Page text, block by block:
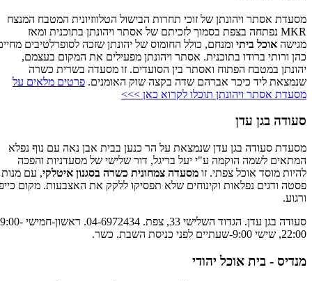
מסעדת אסתר ויהונתן של זוכי תחרות הבישול הטלווזיונית המטבח המנצח
MKR נפתחה בצפת בסמוך לזכיתם של אסתר ויהונתן בתוכנית ומאז
מגישהאוכל ביתיומנחם, כולל החומוס של יהונתן שזכה לסופרלטיבים מחיים
כהן ורותי ברודו בתוכנית. אסתר ויהונתן מפעילים את המקום בעצמם,
יהונתן במטבח הפתוח ואסתר בין הסועדים. זו מסעדה בשרית כשרה
שנמצאת ליד כיכר אברהם שדה בקצה שוק האומנים.פרטים מלאים על
מסעדת אסתר ויהונתן תוכלו לקרוא כאן >>>
סעודה בגן עדן
מסעדת סעודה בגן עדן שנמצאת על הר כנען בבית אבן נאה עם נוף נפלא
המתאים לשמה הוקמה ע"י יעל בריגל, דור שלישי של מסעדניות והפכה
להיות מוסד אוכל צפתי. זומסעדה צמחונית כשרה בסגנון איטלקי, עם מנות
פסטה ודגים נפלאות וקינוחים שלא תפסיקו ללקק את האצבעות. מקום כייפי
ורגוע.
סעודה בגן עדן. הגדוד השלישי 33, צפת. 04-6972434. ראשון-חמישי 9:00-
22:00, שישי 9:00-שעתיים לפני כניסת השבת. כשר.
מנדיס - בית אוכל יהודי